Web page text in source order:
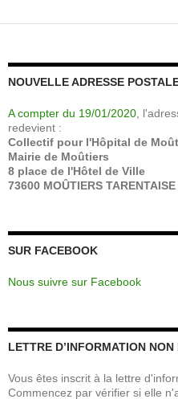
NOUVELLE ADRESSE
A compter du 19/01/2020 ,
redevient :
Collectif pour l'Hôpital de
Mairie de Moûtiers
8 place de l'Hôtel de Ville
73600 MOÛTIERS TARENTAISE
SUR FACEBOOK
Nous suivre sur Facebook
LETTRE D’INFORMATION NON
Vous êtes inscrit à la lettre
Commencez par vérifier si elle